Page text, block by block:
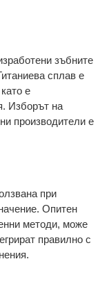
зъбните
сплав е
е
Изборът на
производители е
при
Опитен
методи, може
правилно с